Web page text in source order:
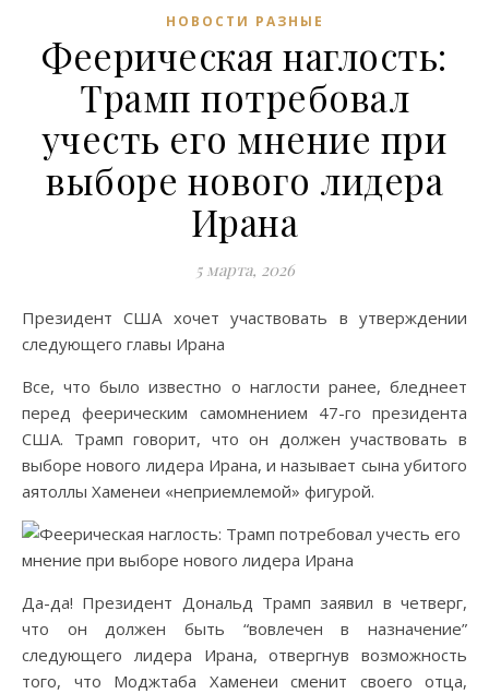
НОВОСТИ РАЗНЫЕ
Феерическая наглость:
Трамп потребовал
учесть его мнение при
выборе нового лидера
Ирана
5 марта, 2026
Президент США хочет участвовать в утверждении
следующего главы Ирана
Все, что было известно о наглости ранее, бледнеет
перед феерическим самомнением 47-го президента
США. Трамп говорит, что он должен участвовать в
выборе нового лидера Ирана, и называет сына убитого
аятоллы Хаменеи «неприемлемой» фигурой.
Да-да! Президент Дональд Трамп заявил в четверг,
что он должен быть “вовлечен в назначение”
следующего лидера Ирана, отвергнув возможность
того, что Моджтаба Хаменеи сменит своего отца,